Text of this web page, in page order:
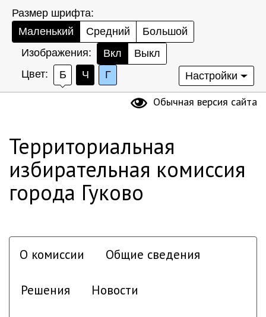
Размер шрифта:
Маленький
Средний
Большой
Изображения:
Вкл
Выкл
Цвет:
Б Ч Г Настройки
Обычная версия сайта
Территориальная
избирательная комиссия
города Гуково
О комиссии Общие сведения
Решения Новости